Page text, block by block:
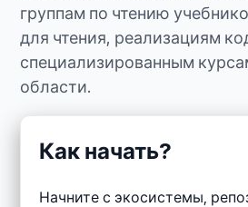
группам по чтению
для чтения, реализациям
специализированным
области.
Как начать?
Начните с экосистемы,